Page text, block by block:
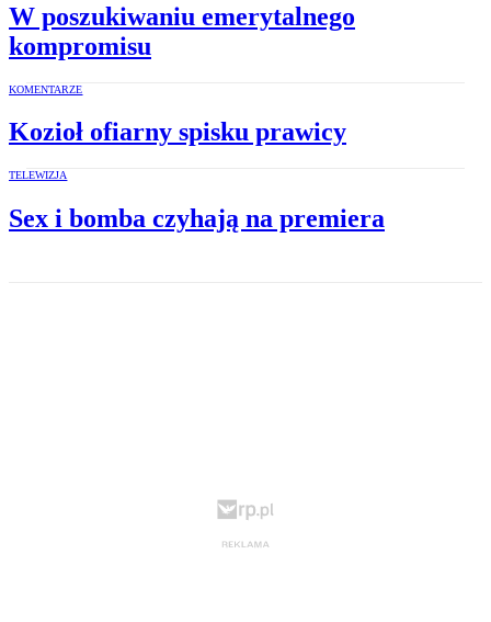
W poszukiwaniu emerytalnego
kompromisu
KOMENTARZE
Kozioł ofiarny spisku prawicy
TELEWIZJA
Sex i bomba czyhają na premiera